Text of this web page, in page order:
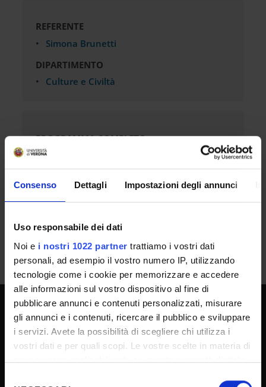
Consenso Dettagli Impostazioni degli annunci
Uso responsabile dei dati
Noi e i nostri 1022 partner trattiamo i vostri dati
personali, ad esempio il vostro numero IP, utilizzando
tecnologie come i cookie per memorizzare e accedere
alle informazioni sul vostro dispositivo al fine di
pubblicare annunci e contenuti personalizzati, misurare
gli annunci e i contenuti, ricercare il pubblico e sviluppare
i servizi. Avete la possibilità di scegliere chi utilizza i
vostri dati e per quali scopi. Le vostre scelte in materia di
privacy sono applicabili solo su questa proprietà digitale
REFERENTE
Simona Brunetti
DIPARTIMENTO
Culture e Civiltà
PROGRAMMA COMPLETO
SPORTELLO ATENEO